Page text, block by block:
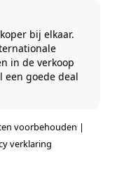
bij elkaar.
in de verkoop
een goede deal
voorbehouden |
verklaring